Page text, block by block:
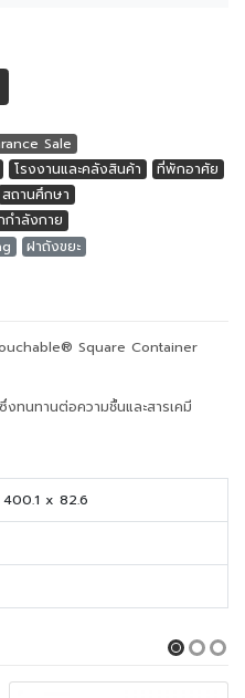
Sale
โรงงานและคลังสินค้า
ที่พักอาศัย
สถานศึกษา
ำลังกาย
ฝาถังขยะ
Square Container
ทนทานต่อความชื้นและสารเคมี
400.1 x 82.6